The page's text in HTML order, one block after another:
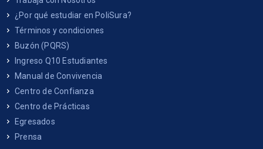
¿Por qué estudiar en PoliSura?
Términos y condiciones
Buzón (PQRS)
Ingreso Q10 Estudiantes
Manual de Convivencia
Centro de Confianza
Centro de Prácticas
Egresados
Prensa